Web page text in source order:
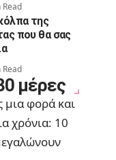
της
που θα σας
μέρες
μια φορά και
χρόνια: 10